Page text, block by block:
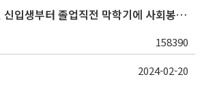
☆ [사회봉사] '23년 신입생부터 졸업직전 막학기에 사회봉사1,2,3 수강 불가
158390
2024-02-20